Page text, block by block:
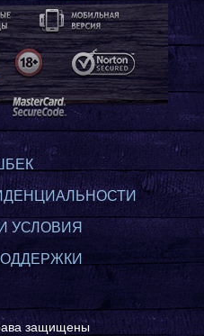
УСЛОВИЯ
защищены